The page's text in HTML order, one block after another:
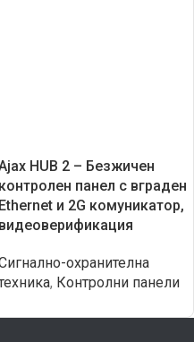
HUB 2 – Безжичен
контролен панел с вграден
Еthernet и 2G комуникатор,
видеоверификация
охранителна
, Контролни панели